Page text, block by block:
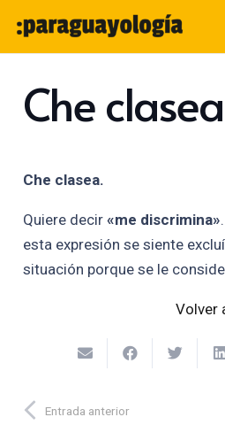
Che clasea
Che clasea.
Quiere decir «me discrimina»
esta expresión se siente
situación porque se le
Volver
Entrada anterior